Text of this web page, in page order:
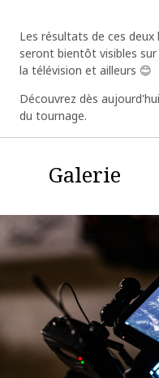
Les résultats de ces
seront bientôt visibles
la télévision et ailleurs 😊
Découvrez dès
du tournage.
Galerie